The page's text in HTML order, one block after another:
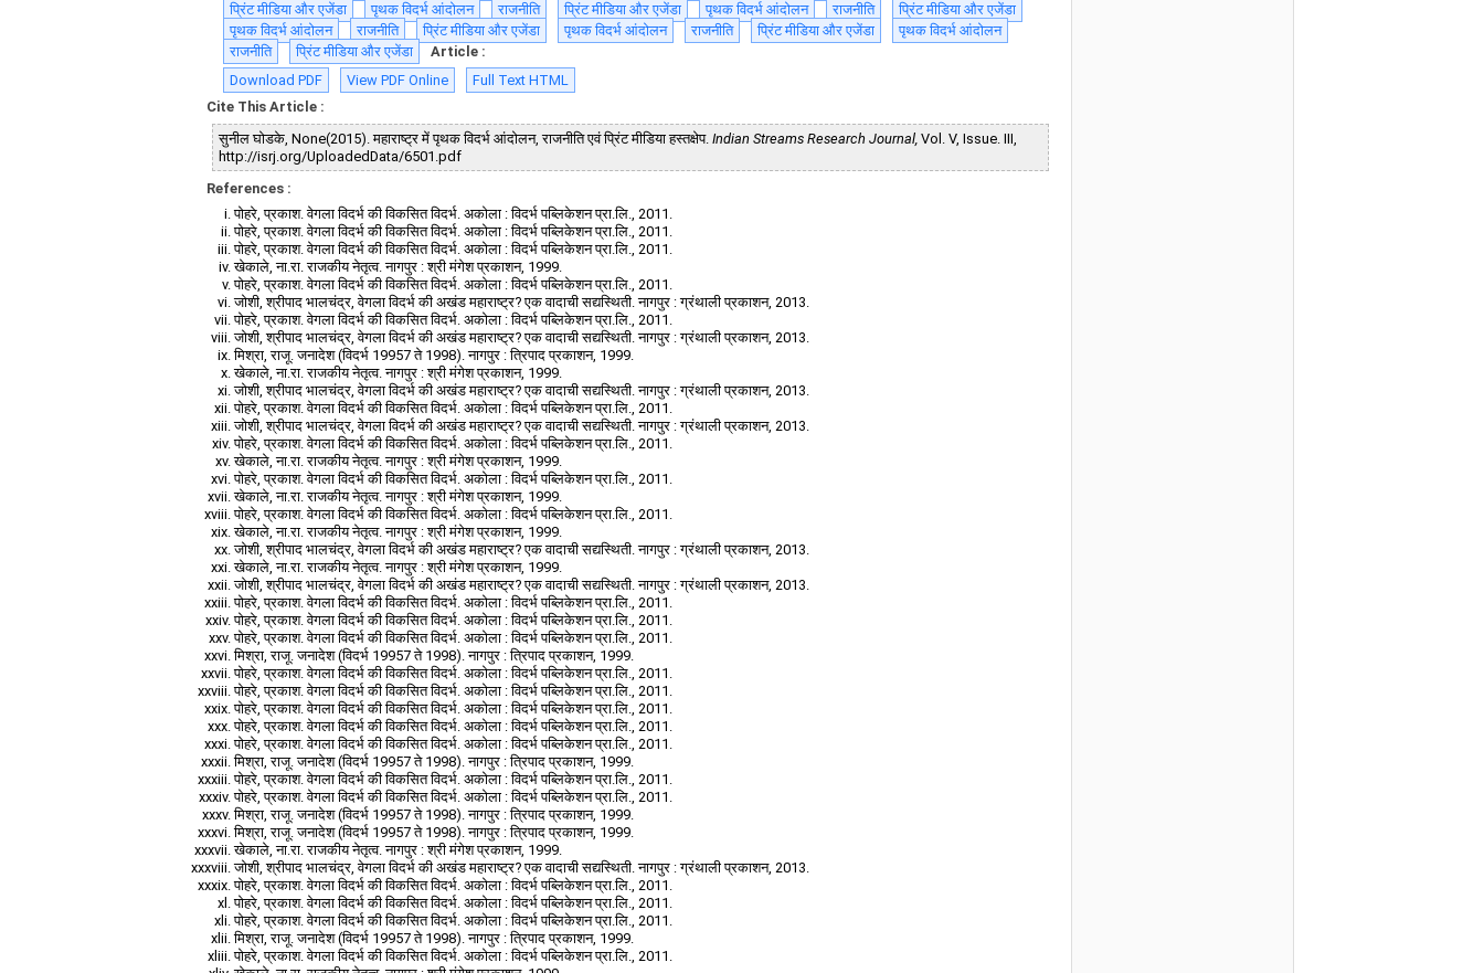
प्रिंट मीडिया और एजेंडा
पृथक विदर्भ आंदोलन राजनीति प्रिंट मीडिया और एजेंडा पृथक विदर्भ आंदोलन राजनीति
प्रिंट मीडिया और एजेंडा
पृथक विदर्भ आंदोलन
राजनीति प्रिंट मीडिया और एजेंडा पृथक विदर्भ आंदोलन राजनीति प्रिंट मीडिया और एजेंडा
पृथक विदर्भ आंदोलन
राजनीति
प्रिंट मीडिया और एजेंडा
Article :
Download PDF
View PDF Online
Full Text HTML
Cite This Article :
सुनील घोडके, None(2015). महाराष्ट्र में पृथक विदर्भ आंदोलन, राजनीति एवं प्रिंट मीडिया हस्तक्षेप. Indian Streams Research Journal, Vol. V, Issue. III,
http://isrj.org/UploadedData/6501.pdf
References :
पोहरे, प्रकाश. वेगला विदर्भ की विकसित विदर्भ. अकोला : विदर्भ पब्लिकेशन प्रा.लि., 2011.
पोहरे, प्रकाश. वेगला विदर्भ की विकसित विदर्भ. अकोला : विदर्भ पब्लिकेशन प्रा.लि., 2011.
पोहरे, प्रकाश. वेगला विदर्भ की विकसित विदर्भ. अकोला : विदर्भ पब्लिकेशन प्रा.लि., 2011.
खेकाले, ना.रा. राजकीय नेतृत्व. नागपुर : श्री मंगेश प्रकाशन, 1999.
पोहरे, प्रकाश. वेगला विदर्भ की विकसित विदर्भ. अकोला : विदर्भ पब्लिकेशन प्रा.लि., 2011.
जोशी, श्रीपाद भालचंद्र, वेगला विदर्भ की अखंड महाराष्ट्र? एक वादाची सद्यस्थिती. नागपुर : ग्रंथाली प्रकाशन, 2013.
पोहरे, प्रकाश. वेगला विदर्भ की विकसित विदर्भ. अकोला : विदर्भ पब्लिकेशन प्रा.लि., 2011.
जोशी, श्रीपाद भालचंद्र, वेगला विदर्भ की अखंड महाराष्ट्र? एक वादाची सद्यस्थिती. नागपुर : ग्रंथाली प्रकाशन, 2013.
मिश्रा, राजू. जनादेश (विदर्भ 19957 ते 1998). नागपुर : त्रिपाद प्रकाशन, 1999.
खेकाले, ना.रा. राजकीय नेतृत्व. नागपुर : श्री मंगेश प्रकाशन, 1999.
जोशी, श्रीपाद भालचंद्र, वेगला विदर्भ की अखंड महाराष्ट्र? एक वादाची सद्यस्थिती. नागपुर : ग्रंथाली प्रकाशन, 2013.
पोहरे, प्रकाश. वेगला विदर्भ की विकसित विदर्भ. अकोला : विदर्भ पब्लिकेशन प्रा.लि., 2011.
जोशी, श्रीपाद भालचंद्र, वेगला विदर्भ की अखंड महाराष्ट्र? एक वादाची सद्यस्थिती. नागपुर : ग्रंथाली प्रकाशन, 2013.
पोहरे, प्रकाश. वेगला विदर्भ की विकसित विदर्भ. अकोला : विदर्भ पब्लिकेशन प्रा.लि., 2011.
खेकाले, ना.रा. राजकीय नेतृत्व. नागपुर : श्री मंगेश प्रकाशन, 1999.
पोहरे, प्रकाश. वेगला विदर्भ की विकसित विदर्भ. अकोला : विदर्भ पब्लिकेशन प्रा.लि., 2011.
खेकाले, ना.रा. राजकीय नेतृत्व. नागपुर : श्री मंगेश प्रकाशन, 1999.
पोहरे, प्रकाश. वेगला विदर्भ की विकसित विदर्भ. अकोला : विदर्भ पब्लिकेशन प्रा.लि., 2011.
खेकाले, ना.रा. राजकीय नेतृत्व. नागपुर : श्री मंगेश प्रकाशन, 1999.
जोशी, श्रीपाद भालचंद्र, वेगला विदर्भ की अखंड महाराष्ट्र? एक वादाची सद्यस्थिती. नागपुर : ग्रंथाली प्रकाशन, 2013.
खेकाले, ना.रा. राजकीय नेतृत्व. नागपुर : श्री मंगेश प्रकाशन, 1999.
जोशी, श्रीपाद भालचंद्र, वेगला विदर्भ की अखंड महाराष्ट्र? एक वादाची सद्यस्थिती. नागपुर : ग्रंथाली प्रकाशन, 2013.
पोहरे, प्रकाश. वेगला विदर्भ की विकसित विदर्भ. अकोला : विदर्भ पब्लिकेशन प्रा.लि., 2011.
पोहरे, प्रकाश. वेगला विदर्भ की विकसित विदर्भ. अकोला : विदर्भ पब्लिकेशन प्रा.लि., 2011.
पोहरे, प्रकाश. वेगला विदर्भ की विकसित विदर्भ. अकोला : विदर्भ पब्लिकेशन प्रा.लि., 2011.
मिश्रा, राजू. जनादेश (विदर्भ 19957 ते 1998). नागपुर : त्रिपाद प्रकाशन, 1999.
पोहरे, प्रकाश. वेगला विदर्भ की विकसित विदर्भ. अकोला : विदर्भ पब्लिकेशन प्रा.लि., 2011.
पोहरे, प्रकाश. वेगला विदर्भ की विकसित विदर्भ. अकोला : विदर्भ पब्लिकेशन प्रा.लि., 2011.
पोहरे, प्रकाश. वेगला विदर्भ की विकसित विदर्भ. अकोला : विदर्भ पब्लिकेशन प्रा.लि., 2011.
पोहरे, प्रकाश. वेगला विदर्भ की विकसित विदर्भ. अकोला : विदर्भ पब्लिकेशन प्रा.लि., 2011.
पोहरे, प्रकाश. वेगला विदर्भ की विकसित विदर्भ. अकोला : विदर्भ पब्लिकेशन प्रा.लि., 2011.
मिश्रा, राजू. जनादेश (विदर्भ 19957 ते 1998). नागपुर : त्रिपाद प्रकाशन, 1999.
पोहरे, प्रकाश. वेगला विदर्भ की विकसित विदर्भ. अकोला : विदर्भ पब्लिकेशन प्रा.लि., 2011.
पोहरे, प्रकाश. वेगला विदर्भ की विकसित विदर्भ. अकोला : विदर्भ पब्लिकेशन प्रा.लि., 2011.
मिश्रा, राजू. जनादेश (विदर्भ 19957 ते 1998). नागपुर : त्रिपाद प्रकाशन, 1999.
मिश्रा, राजू. जनादेश (विदर्भ 19957 ते 1998). नागपुर : त्रिपाद प्रकाशन, 1999.
खेकाले, ना.रा. राजकीय नेतृत्व. नागपुर : श्री मंगेश प्रकाशन, 1999.
जोशी, श्रीपाद भालचंद्र, वेगला विदर्भ की अखंड महाराष्ट्र? एक वादाची सद्यस्थिती. नागपुर : ग्रंथाली प्रकाशन, 2013.
पोहरे, प्रकाश. वेगला विदर्भ की विकसित विदर्भ. अकोला : विदर्भ पब्लिकेशन प्रा.लि., 2011.
पोहरे, प्रकाश. वेगला विदर्भ की विकसित विदर्भ. अकोला : विदर्भ पब्लिकेशन प्रा.लि., 2011.
पोहरे, प्रकाश. वेगला विदर्भ की विकसित विदर्भ. अकोला : विदर्भ पब्लिकेशन प्रा.लि., 2011.
मिश्रा, राजू. जनादेश (विदर्भ 19957 ते 1998). नागपुर : त्रिपाद प्रकाशन, 1999.
पोहरे, प्रकाश. वेगला विदर्भ की विकसित विदर्भ. अकोला : विदर्भ पब्लिकेशन प्रा.लि., 2011.